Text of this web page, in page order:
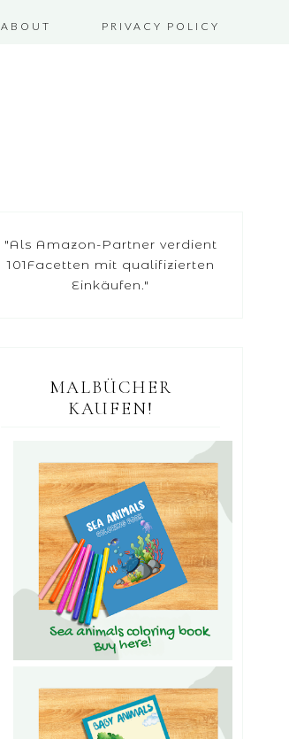
ABOUT PRIVACY POLICY
"Als Amazon-Partner verdient
101Facetten mit qualifizierten
Einkäufen."
MALBÜCHER
KAUFEN!